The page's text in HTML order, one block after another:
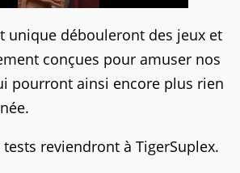
unique débouleront des jeux et
conçues pour amuser nos
pourront ainsi encore plus rien
reviendront à TigerSuplex.